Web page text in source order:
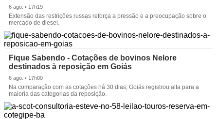
6 ago. • 17h19
Extensão das restrições russas reforça a pressão e a preocupação sobre o
mercado de diesel.
Fique Sabendo - Cotações de bovinos Nelore
destinados à reposição em Goiás
6 ago. • 17h00
Na comparação com as cotações há 30 dias, Goiás registrou alta para a
maioria das categorias da reposição.